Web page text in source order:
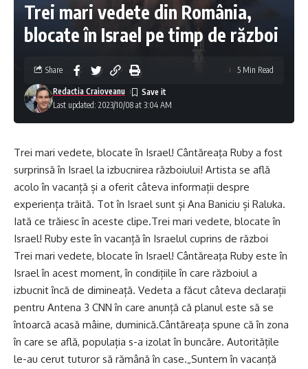
Trei mari vedete din România,
blocate în Israel pe timp de război
Last updated: 2023/10/08 at 3:04 AM
Redactia Craioveanu
Share 5 Min Read
Trei mari vedete, blocate în Israel! Cântăreaţa Ruby a fost
surprinsă în Israel la izbucnirea războiului! Artista se află
acolo în vacanță și a oferit câteva informații despre
experiența trăită. Tot în Israel sunt și Ana Baniciu și Raluka.
Iată ce trăiesc în aceste clipe.Trei mari vedete, blocate în
Israel! Ruby este în vacanță în Israelul cuprins de război
Trei mari vedete, blocate în Israel! Cântăreaţa Ruby este în
Israel în acest moment, în condițiile în care războiul a
izbucnit încă de dimineață. Vedeta a făcut câteva declarații
pentru Antena 3 CNN în care anunță că planul este să se
întoarcă acasă mâine, duminică.Cântăreața spune că în zona
în care se află, populația s-a izolat în buncăre. Autoritățile
le-au cerut tuturor să rămână în case.„Suntem în vacanţă